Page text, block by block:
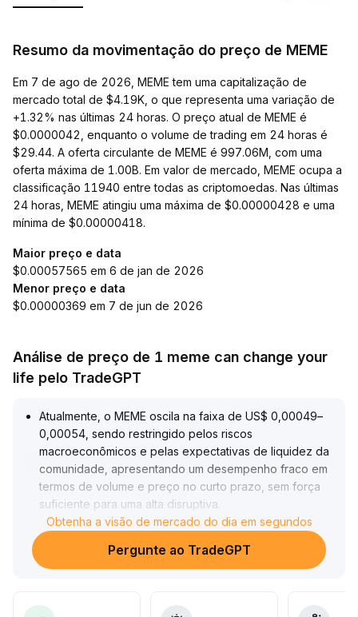
Resumo da movimentação do preço de MEME
Em 7 de ago de 2026, MEME tem uma capitalização de
mercado total de $4.19K, o que representa uma variação de
+1.32% nas últimas 24 horas. O preço atual de MEME é
$0.0000042, enquanto o volume de trading em 24 horas é
$29.44. A oferta circulante de MEME é 997.06M, com uma
oferta máxima de 1.00B. Em valor de mercado, MEME ocupa a
classificação 11940 entre todas as criptomoedas. Nas últimas
24 horas, MEME atingiu uma máxima de $0.00000428 e uma
mínima de $0.00000418.
Maior preço e data
$0.00057565 em 6 de jan de 2026
Menor preço e data
$0.00000369 em 7 de jun de 2026
Análise de preço de 1 meme can change your
life pelo TradeGPT
Atualmente, o MEME oscila na faixa de US$ 0,00049–
0,00054, sendo restringido pelos riscos
macroeconômicos e pelas expectativas de liquidez da
comunidade, apresentando um desempenho fraco em
termos de volume e preço no curto prazo, sem força
suficiente para uma alta disruptiva
Considerando que o preço da moeda se encontra em
uma zona característica de fundo de mercado de
baixa, caso o ambiente macroeconômico se estabilize
para posicionamento de médio a longo prazo
Obtenha a visão de mercado do dia em segundos
Pergunte ao TradeGPT